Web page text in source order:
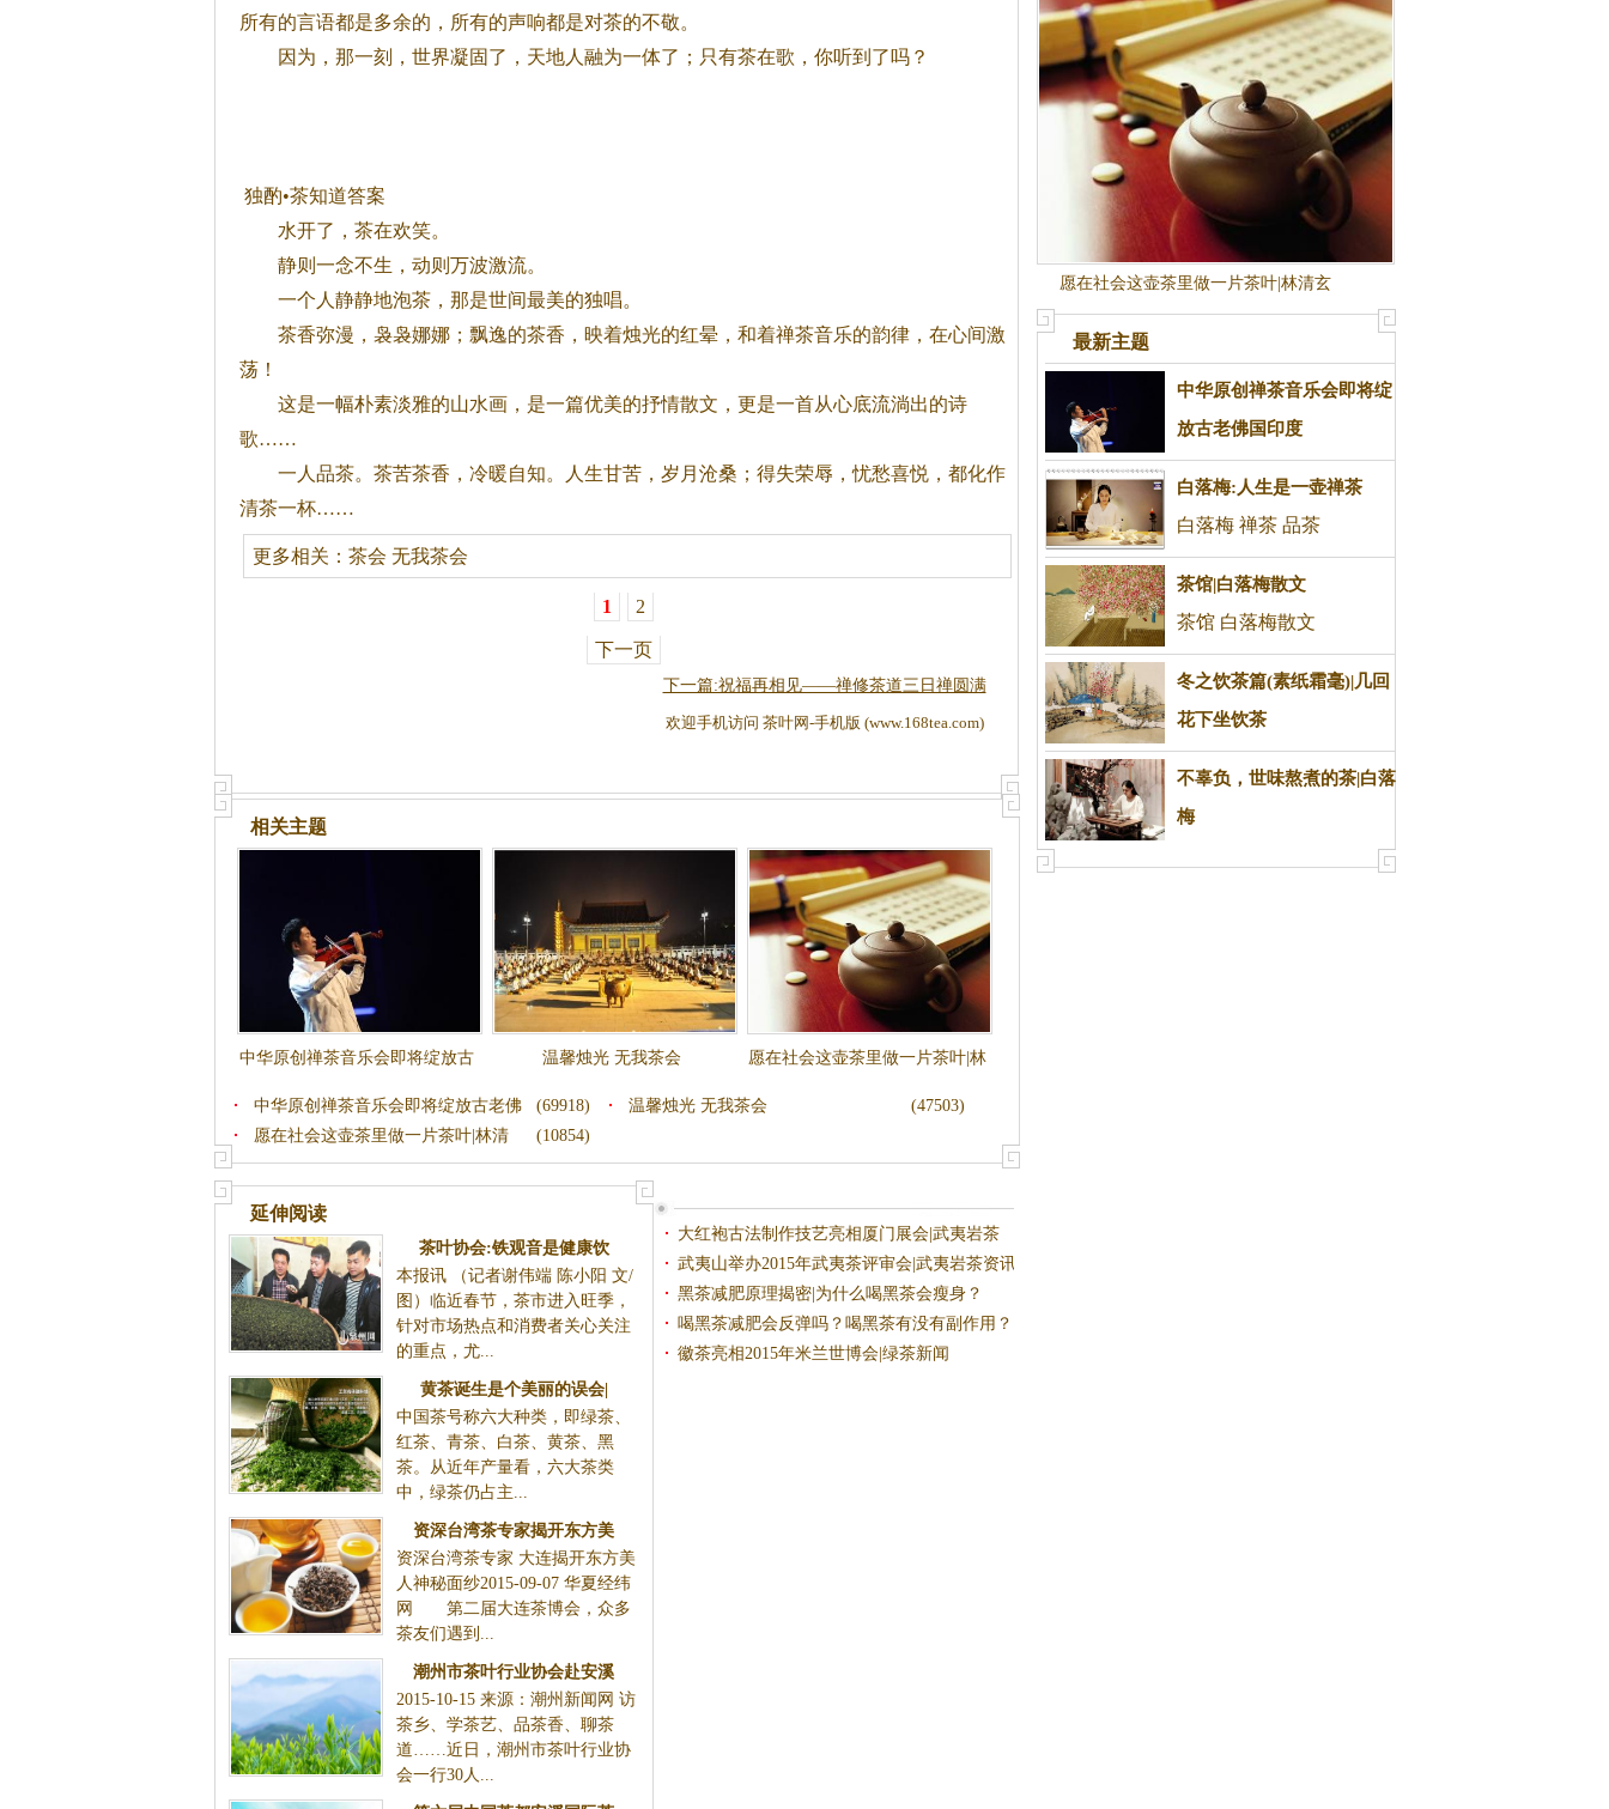
所有的言语都是多余的，所有的声响都是对茶的不敬。
因为，那一刻，世界凝固了，天地人融为一体了；只有茶在歌，你听到了吗？
独酌•茶知道答案
水开了， 茶在欢笑。
静则一念不生，动则万波激流。
一个人静静地泡茶，那是世间最美的独唱。
茶香弥漫，袅袅娜娜；飘逸的茶香，映着烛光的红晕，和着禅茶音乐的韵律，在心间激
荡！
这是一幅朴素淡雅的山水画，是一篇优美的抒情散文，更是一首从心底流淌出的诗
歌……
一人品茶。 茶苦茶香，冷暖自知。人生甘苦，岁月沧桑；得失荣辱，忧愁喜悦，都化作
清茶一杯……
更多相关： 茶会 无我茶会
1
2
下一页
下一篇:祝福再相见——禅修茶道三日禅圆满
欢迎手机访问 茶叶网-手机版 (www.168tea.com)
相关主题
中华原创禅茶音乐会即将绽放古
老佛国印度
温馨烛光 无我茶会
愿在社会这壶茶里做一片茶叶|林
(69918)
中华原创禅茶音乐会即将绽放古老佛 (47503)
温馨烛光 无我茶会
(10854)
愿在社会这壶茶里做一片茶叶|林清
延伸阅读
茶叶协会:铁观音是健康饮
本报讯 （记者谢伟端 陈小阳 文/
图）临近春节，茶市进入旺季，
针对市场热点和消费者关心关注
的重点，尤...
黄茶诞生是个美丽的误会|
中国茶号称六大种类，即绿茶、
红茶、青茶、白茶、黄茶、黑
茶。从近年产量看，六大茶类
中，绿茶仍占主...
资深台湾茶专家揭开东方美
资深台湾茶专家 大连揭开东方美
人神秘面纱2015-09-07 华夏经纬
网 第二届大连茶博会，众多
茶友们遇到...
潮州市茶叶行业协会赴安溪
2015-10-15 来源：潮州新闻网 访
茶乡、学茶艺、品茶香、聊茶
道……近日，潮州市茶叶行业协
会一行30人...
大红袍古法制作技艺亮相厦门展会|武夷岩茶
武夷山举办2015年武夷茶评审会|武夷岩茶资讯
黑茶减肥原理揭密|为什么喝黑茶会瘦身？
喝黑茶减肥会反弹吗？喝黑茶有没有副作用？
徽茶亮相2015年米兰世博会|绿茶新闻
愿在社会这壶茶里做一片茶叶|林清玄
最新主题
中华原创禅茶音乐会即将绽
放古老佛国印度
禅茶 音乐会
白落梅:人生是一壶禅茶
白落梅 禅茶 品茶
茶馆|白落梅散文
茶馆 白落梅散文
冬之饮茶篇(素纸霜毫)|几回
花下坐饮茶
饮茶篇
不辜负，世味熬煮的茶|白落
梅